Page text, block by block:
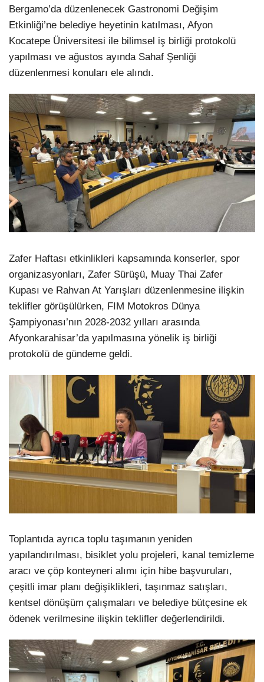
Bergamo’da düzenlenecek Gastronomi Değişim
Etkinliği’ne belediye heyetinin katılması, Afyon
Kocatepe Üniversitesi ile bilimsel iş birliği protokolü
yapılması ve ağustos ayında Sahaf Şenliği
düzenlenmesi konuları ele alındı.
Zafer Haftası etkinlikleri kapsamında konserler, spor
organizasyonları, Zafer Sürüşü, Muay Thai Zafer
Kupası ve Rahvan At Yarışları düzenlenmesine ilişkin
teklifler görüşülürken, FIM Motokros Dünya
Şampiyonası’nın 2028-2032 yılları arasında
Afyonkarahisar’da yapılmasına yönelik iş birliği
protokolü de gündeme geldi.
Toplantıda ayrıca toplu taşımanın yeniden
yapılandırılması, bisiklet yolu projeleri, kanal temizleme
aracı ve çöp konteyneri alımı için hibe başvuruları,
çeşitli imar planı değişiklikleri, taşınmaz satışları,
kentsel dönüşüm çalışmaları ve belediye bütçesine ek
ödenek verilmesine ilişkin teklifler değerlendirildi.